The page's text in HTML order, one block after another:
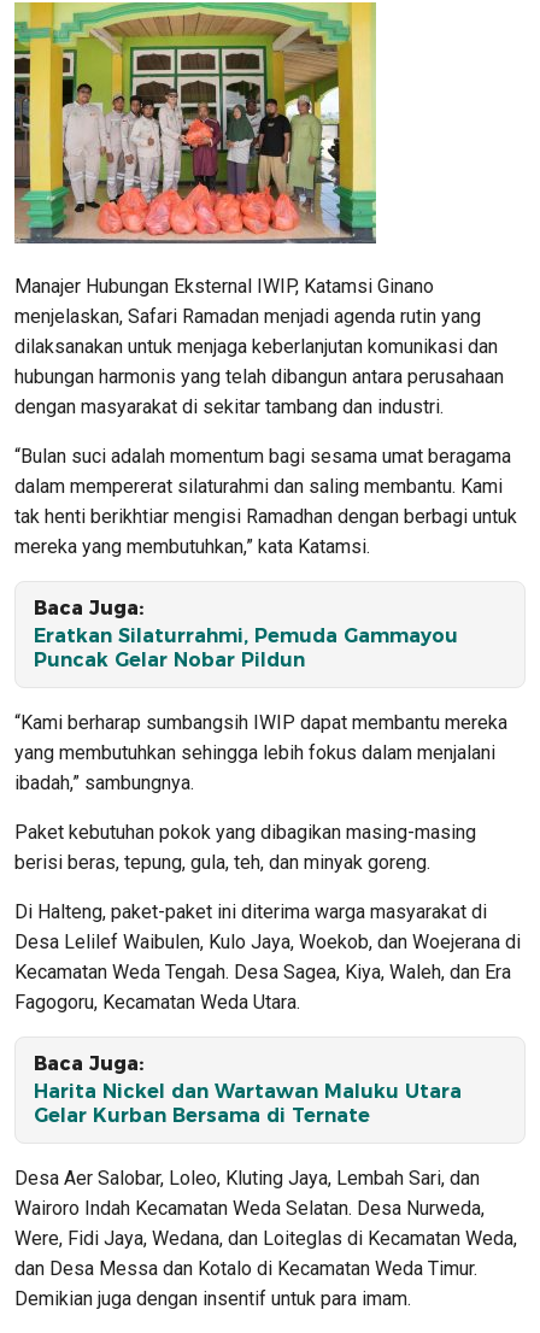
Manajer Hubungan Eksternal IWIP, Katamsi Ginano
menjelaskan, Safari Ramadan menjadi agenda rutin yang
dilaksanakan untuk menjaga keberlanjutan komunikasi dan
hubungan harmonis yang telah dibangun antara perusahaan
dengan masyarakat di sekitar tambang dan industri.
“Bulan suci adalah momentum bagi sesama umat beragama
dalam mempererat silaturahmi dan saling membantu. Kami
tak henti berikhtiar mengisi Ramadhan dengan berbagi untuk
mereka yang membutuhkan,” kata Katamsi.
Baca Juga:
Eratkan Silaturrahmi, Pemuda Gammayou
Puncak Gelar Nobar Pildun
“Kami berharap sumbangsih IWIP dapat membantu mereka
yang membutuhkan sehingga lebih fokus dalam menjalani
ibadah,” sambungnya.
Paket kebutuhan pokok yang dibagikan masing-masing
berisi beras, tepung, gula, teh, dan minyak goreng.
Di Halteng, paket-paket ini diterima warga masyarakat di
Desa Lelilef Waibulen, Kulo Jaya, Woekob, dan Woejerana di
Kecamatan Weda Tengah. Desa Sagea, Kiya, Waleh, dan Era
Fagogoru, Kecamatan Weda Utara.
Baca Juga:
Harita Nickel dan Wartawan Maluku Utara
Gelar Kurban Bersama di Ternate
Desa Aer Salobar, Loleo, Kluting Jaya, Lembah Sari, dan
Wairoro Indah Kecamatan Weda Selatan. Desa Nurweda,
Were, Fidi Jaya, Wedana, dan Loiteglas di Kecamatan Weda,
dan Desa Messa dan Kotalo di Kecamatan Weda Timur.
Demikian juga dengan insentif untuk para imam.